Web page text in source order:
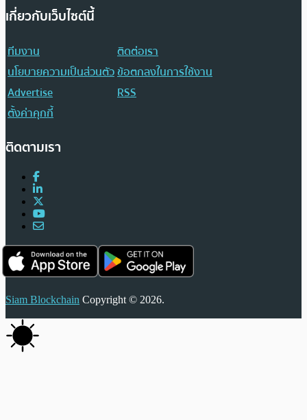
เกี่ยวกับเว็บไซต์นี้
ทีมงาน
ติดต่อเรา
นโยบายความเป็นส่วนตัวข้อตกลงในการใช้งาน
Advertise
RSS
ตั้งค่าคุกกี้
ติดตามเรา
Siam Blockchain Copyright © 2026.